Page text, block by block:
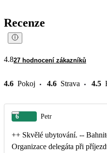
Recenze
4.827 hodnocení zákazníků
4.6 Pokoj 4.6 Strava 4.5
6 Petr
++ Skvělé ubytování. -- Bahnité dno moře u pláže/ zakalená voda desítky metrů od břehu. Po kilometru na obě strany písčité dno s čistým mořem +
Organizace delegáta při příjezdu OK. -- Časově špatná organizace fakultativního výletu do Gjirokastry se čtyři